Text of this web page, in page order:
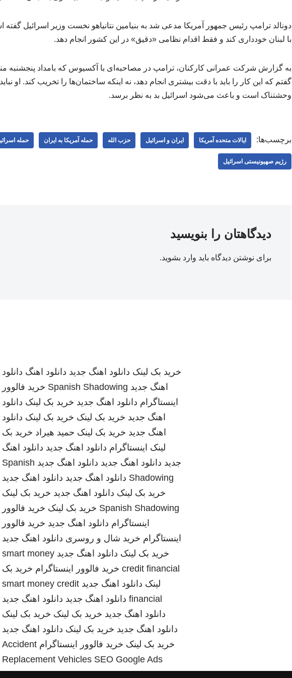
دونالد ترامپ رئیس جمهور آمریکا مدعی شد به بنیامین نتانیاهو نخست وزیر اسرائیل
با لبنان خودداری کند و فقط اقدام نظامی «دقیق» در این کشور انجام دهد.
به گزارش شرکت عمرانی کارکنان، ترامپ در مصاحبه‌ای با آکسیوس که بامداد پنجشنبه
گفتم که این کار را باید با دقت بیشتری انجام دهد، نه اینکه ساختمان‌ها را تخریب کند. او نباید
وحشتناک است و باعث می‌شود اسرائیل بد به نظر برسد.
برچسب‌ها: ایالات متحده آمریکا ایران و اسرائیل حزب الله حمله آمریکا به ایران حمله
رژیم صهیونیستی اسرائیل
دیدگاهتان را بنویسید
برای نوشتن دیدگاه باید وارد بشوید.
خرید بک لینک دانلود اهنگ جدید دانلود اهنگ دانلود
اهنگ جدید Spanish Shadowing خرید فالوور
اینستاگرام دانلود اهنگ جدید خرید بک لینک دانلود
اهنگ جدید خرید بک لینک خرید بک لینک دانلود
اهنگ جدید خرید بک لینک حمید هیراد خرید بک
لینک اینستاگرام دانلود اهنگ جدید دانلود اهنگ
جدید دانلود اهنگ جدید دانلود اهنگ جدید Spanish
Shadowing دانلود اهنگ جدید دانلود اهنگ جدید
خرید بک لینک دانلود اهنگ جدید خرید بک لینک
Spanish Shadowing خرید بک لینک خرید فالوور
اینستاگرام دانلود اهنگ جدید خرید فالوور
اینستاگرام خرید شال و روسری دانلود اهنگ جدید
خرید بک لینک دانلود اهنگ جدید smart money
credit financial خرید فالوور اینستاگرام خرید بک
لینک دانلود اهنگ جدید smart money credit
financial دانلود اهنگ جدید دانلود اهنگ جدید
دانلود اهنگ جدید خرید بک لینک خرید بک لینک
دانلود اهنگ جدید خرید بک لینک دانلود اهنگ جدید
خرید بک لینک خرید فالوور اینستاگرام Accident
Replacement Vehicles SEO Google Ads